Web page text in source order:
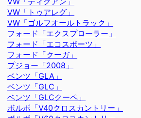
VW「トゥアレグ」
VW「ゴルフオールトラック」
フォード「エクスプローラー」
フォード「エコスポーツ」
フォード「クーガ」
プジョー「2008」
ベンツ「GLA」
ベンツ「GLC」
ベンツ「GLCクーペ」
ボルボ「V40クロスカントリー」